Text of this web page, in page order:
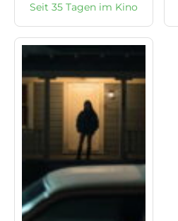
Seit 35 Tagen im Kino